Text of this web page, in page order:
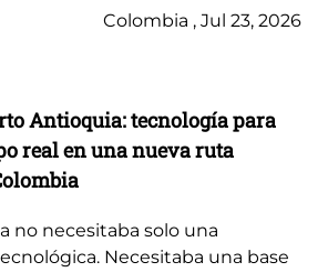
Colombia , Jul 23, 2026
Antioquia: tecnología para
real en una nueva ruta
no necesitaba solo una
Necesitaba una base